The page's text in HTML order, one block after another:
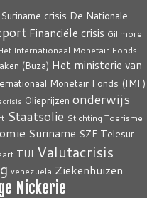
crisis De Nationale
Financiële crisis Gillmore
Internationaal Monetair Fonds
(Buza) Het ministerie van
Monetair Fonds (IMF)
Olieprijzen onderwijs
Staatsolie Stichting Toerisme
Suriname SZF Telesur
TUI Valutacrisis
venezuela Ziekenhuizen
Nickerie